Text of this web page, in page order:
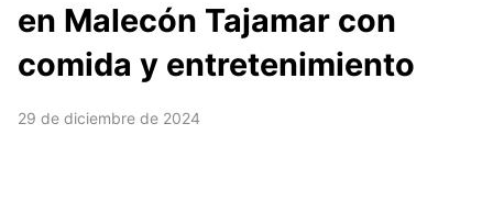
en Malecón Tajamar con
comida y entretenimiento
29 de diciembre de 2024